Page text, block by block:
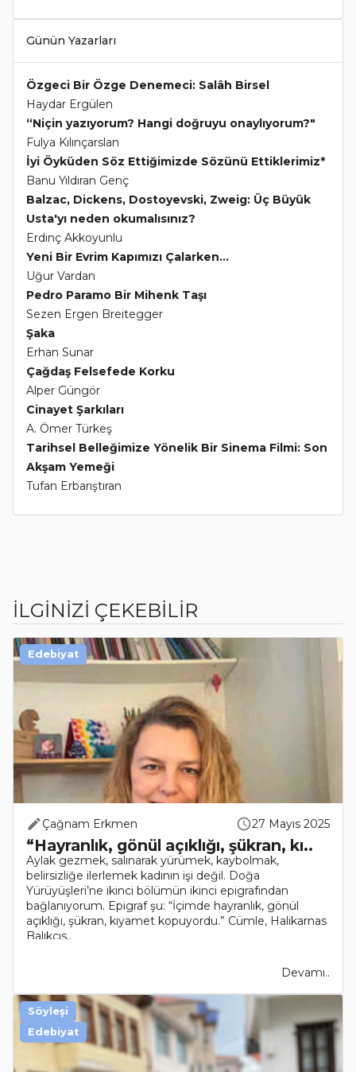
Günün Yazarları
Özgeci Bir Özge Denemeci: Salâh Birsel
Haydar Ergülen
“Niçin yazıyorum? Hangi doğruyu onaylıyorum?"
Fulya Kılınçarslan
İyi Öyküden Söz Ettiğimizde Sözünü Ettiklerimiz*
Banu Yıldıran Genç
Balzac, Dickens, Dostoyevski, Zweig: Üç Büyük
Usta'yı neden okumalısınız?
Erdinç Akkoyunlu
Yeni Bir Evrim Kapımızı Çalarken...
Uğur Vardan
Pedro Paramo Bir Mihenk Taşı
Sezen Ergen Breitegger
Şaka
Erhan Sunar
Çağdaş Felsefede Korku
Alper Güngör
Cinayet Şarkıları
A. Ömer Türkeş
Tarihsel Belleğimize Yönelik Bir Sinema Filmi: Son
Akşam Yemeği
Tufan Erbarıştıran
İLGİNİZİ ÇEKEBİLİR
Çağnam Erkmen 27 Mayıs 2025
“Hayranlık, gönül açıklığı, şükran, kı..
Aylak gezmek, salınarak yürümek, kaybolmak,
belirsizliğe ilerlemek kadının işi değil. Doğa
Yürüyüşleri’ne ikinci bölümün ikinci epigrafından
bağlanıyorum. Epigraf şu: “İçimde hayranlık, gönül
açıklığı, şükran, kıyamet kopuyordu.” Cümle, Halikarnas
Balıkçıs..
Devamı..
Edebiyat
Söyleşi
Edebiyat